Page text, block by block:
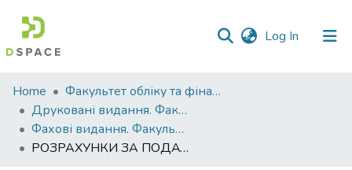
Log In (current)
Communities
&
Collections
Home
Факультет обліку та фінансів
Друковані видання. Факультет обліку та фінансів
Фахові видання. Факультет обліку та фінансів
РОЗРАХУНКИ ЗА ПОДАТКОМ НА ДОДАНУ ВАРТІСТЬ В ПЛОЩИНІ ВИКОРИСТАННЯ ІНФОРМАЦІЙНИХ ТЕХНОЛОГІЙ